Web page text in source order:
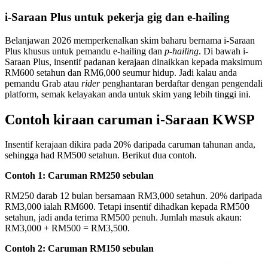
i-Saraan Plus untuk pekerja gig dan e-hailing
Belanjawan 2026 memperkenalkan skim baharu bernama i-Saraan
Plus khusus untuk pemandu e-hailing dan p-hailing. Di bawah i-
Saraan Plus, insentif padanan kerajaan dinaikkan kepada maksimum
RM600 setahun dan RM6,000 seumur hidup. Jadi kalau anda
pemandu Grab atau riderpenghantaran berdaftar dengan pengendali
platform, semak kelayakan anda untuk skim yang lebih tinggi ini.
Contoh kiraan caruman i-Saraan KWSP
Insentif kerajaan dikira pada 20% daripada caruman tahunan anda,
sehingga had RM500 setahun. Berikut dua contoh.
Contoh 1: Caruman RM250 sebulan
RM250 darab 12 bulan bersamaan RM3,000 setahun. 20% daripada
RM3,000 ialah RM600. Tetapi insentif dihadkan kepada RM500
setahun, jadi anda terima RM500 penuh. Jumlah masuk akaun:
RM3,000 + RM500 = RM3,500.
Contoh 2: Caruman RM150 sebulan